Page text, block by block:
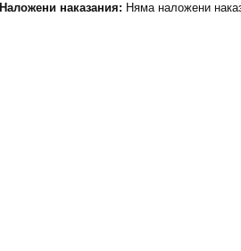
Наложени наказания: Няма наложени